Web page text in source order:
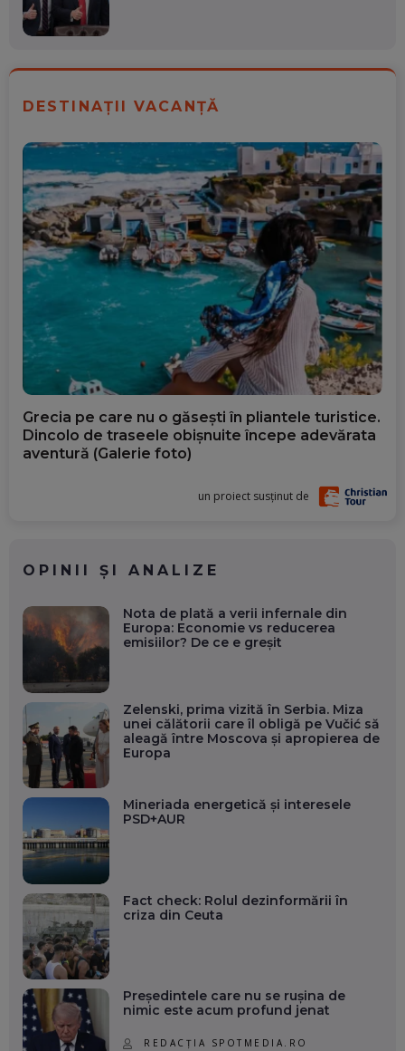
DESTINAȚII VACANȚĂ
Grecia pe care nu o găsești în pliantele turistice.
Dincolo de traseele obișnuite începe adevărata
aventură (Galerie foto)
un proiect susținut de
OPINII ȘI ANALIZE
Nota de plată a verii infernale din
Europa: Economie vs reducerea
emisiilor? De ce e greșit
Zelenski, prima vizită în Serbia. Miza
unei călătorii care îl obligă pe Vučić să
aleagă între Moscova și apropierea de
Europa
Mineriada energetică și interesele
PSD+AUR
Fact check: Rolul dezinformării în
criza din Ceuta
Președintele care nu se rușina de
nimic este acum profund jenat
REDACȚIA SPOTMEDIA.RO